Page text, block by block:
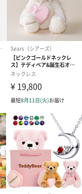
セット
円）
バスフラワー
【Thank you
円）
たします。ギフトへ